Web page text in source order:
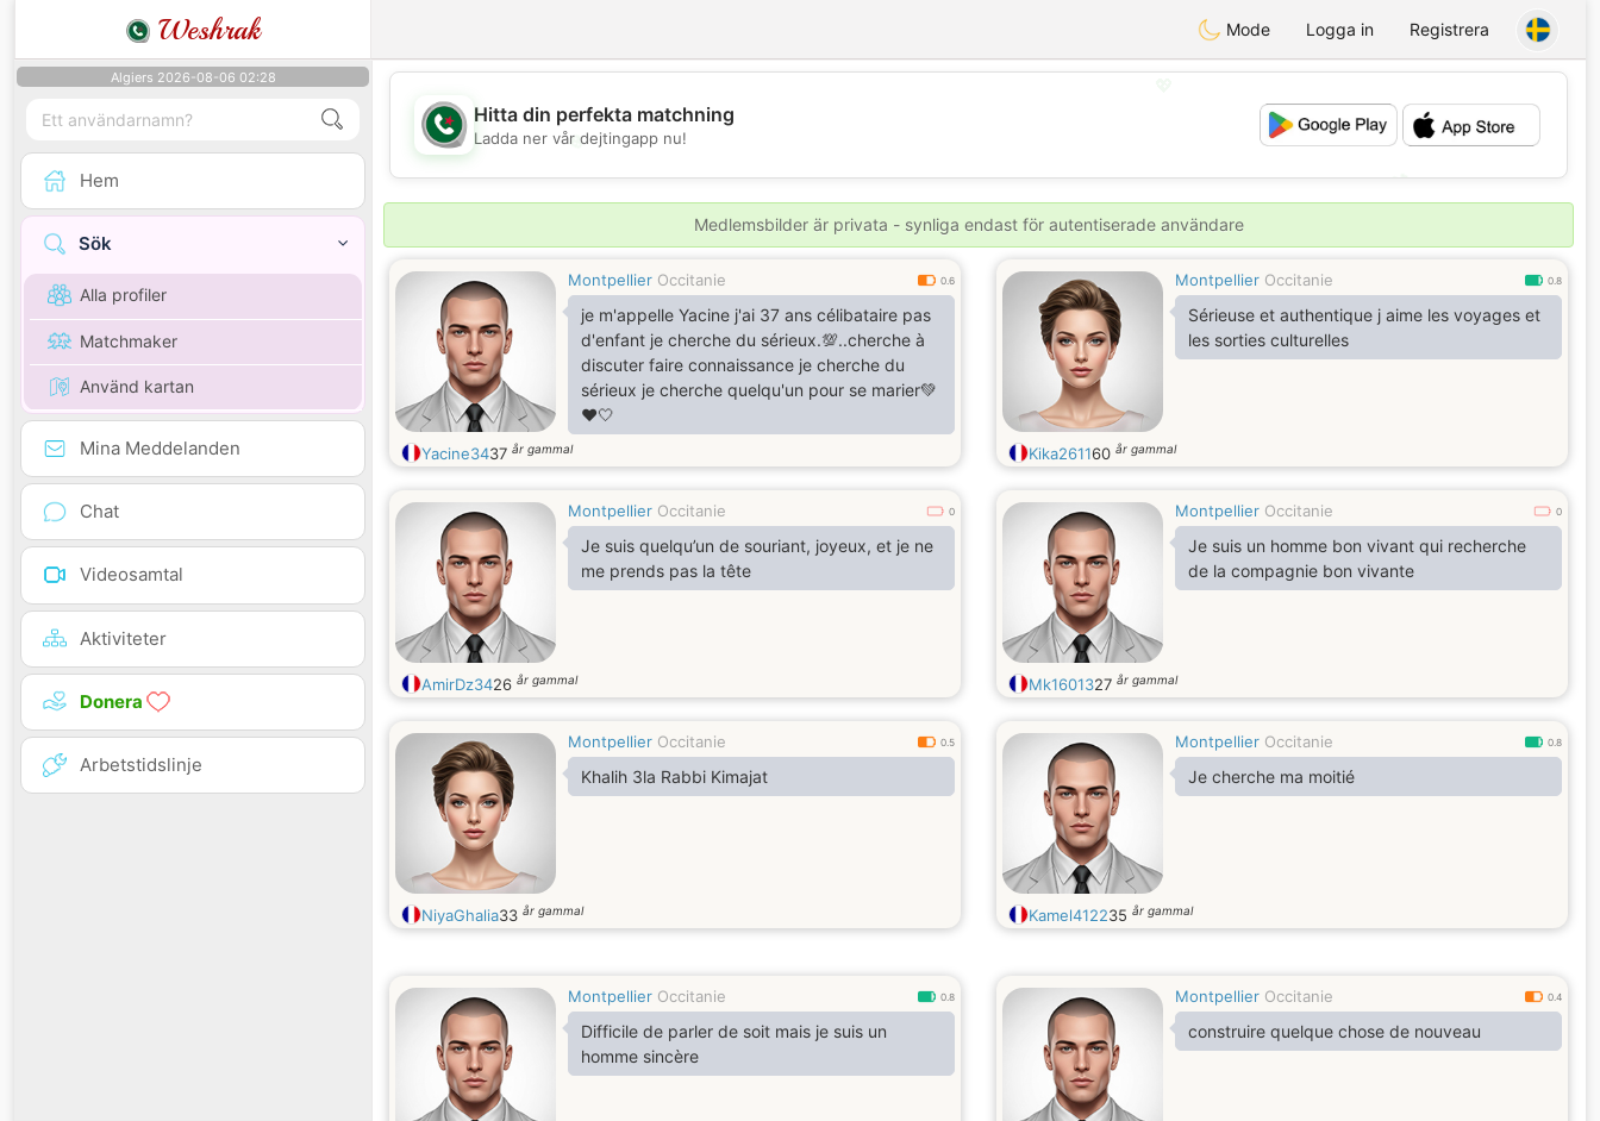
Weshrak Mode Logga in Registrera
Algiers 2026-08-06 02:28
Hem
Sök
Alla profiler
Matchmaker
Använd kartan
Mina Meddelanden
Chat
Videosamtal
Aktiviteter
Donera
Arbetstidslinje
💖
💕
Hitta din perfekta matchning
Ladda ner vår dejtingapp nu!
Medlemsbilder är privata - synliga endast för autentiserade användare
Montpellier Occitanie 0.6
je m'appelle Yacine j'ai 37 ans célibataire pas
d'enfant je cherche du sérieux.💯..cherche à
discuter faire connaissance je cherche du
sérieux je cherche quelqu'un pour se marier💚
❤️🤍
Yacine3437 år gammal
Montpellier Occitanie 0.8
Sérieuse et authentique j aime les voyages et
les sorties culturelles
Kika261160 år gammal
Montpellier Occitanie 0
Je suis quelqu’un de souriant, joyeux, et je ne
me prends pas la tête
AmirDz3426 år gammal
Montpellier Occitanie 0
Je suis un homme bon vivant qui recherche
de la compagnie bon vivante
Mk1601327 år gammal
Montpellier Occitanie 0.5
Khalih 3la Rabbi Kimajat
NiyaGhalia33 år gammal
Montpellier Occitanie 0.8
Je cherche ma moitié
Kamel412235 år gammal
Montpellier Occitanie 0.8
Difficile de parler de soit mais je suis un
homme sincère
Montpellier Occitanie 0.4
construire quelque chose de nouveau